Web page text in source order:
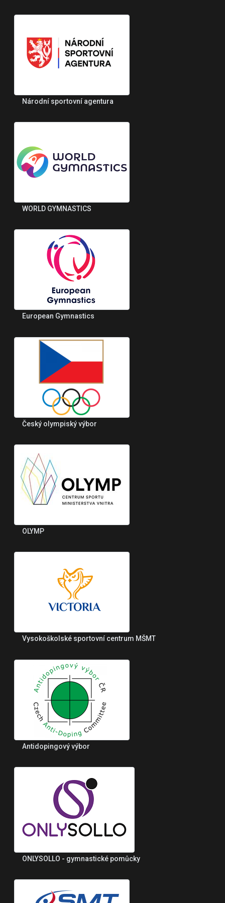
Národní sportovní agentura
WORLD GYMNASTICS
European Gymnastics
Český olympiský výbor
OLYMP
Vysokoškolské sportovní centrum MŠMT
Antidopingový výbor
ONLYSOLLO - gymnastické pomůcky